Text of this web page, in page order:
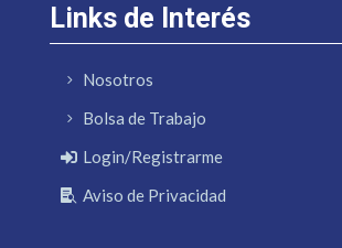
Links de Interés
Nosotros
Bolsa de Trabajo
Login/Registrarme
Aviso de Privacidad